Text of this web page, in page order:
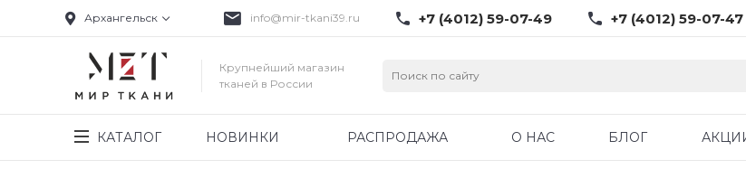
Архангельск info@mir-tkani39.ru +7 (4012) 59-07-49 +7 (4012) 59-07-47
Крупнейший магазин
тканей в России
КАТАЛОГ НОВИНКИ РАСПРОДАЖА О НАС БЛОГ